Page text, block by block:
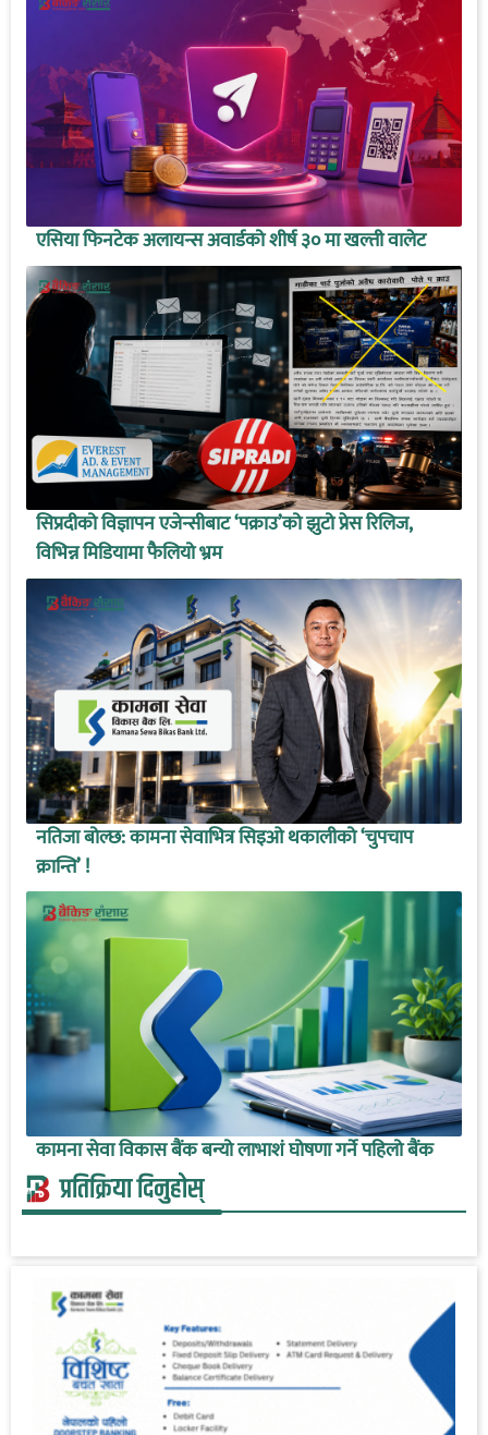
एसिया फिनटेक अलायन्स अवार्डको शीर्ष ३० मा खल्ती वालेट
सिप्रदीको विज्ञापन एजेन्सीबाट ‘पक्राउ’को झुटो प्रेस रिलिज,
विभिन्न मिडियामा फैलियो भ्रम
नतिजा बोल्छ: कामना सेवाभित्र सिइओ थकालीको ‘चुपचाप
क्रान्ति’ !
कामना सेवा विकास बैंक बन्यो लाभाशं घोषणा गर्ने पहिलो बैंक
प्रतिक्रिया दिनुहोस्